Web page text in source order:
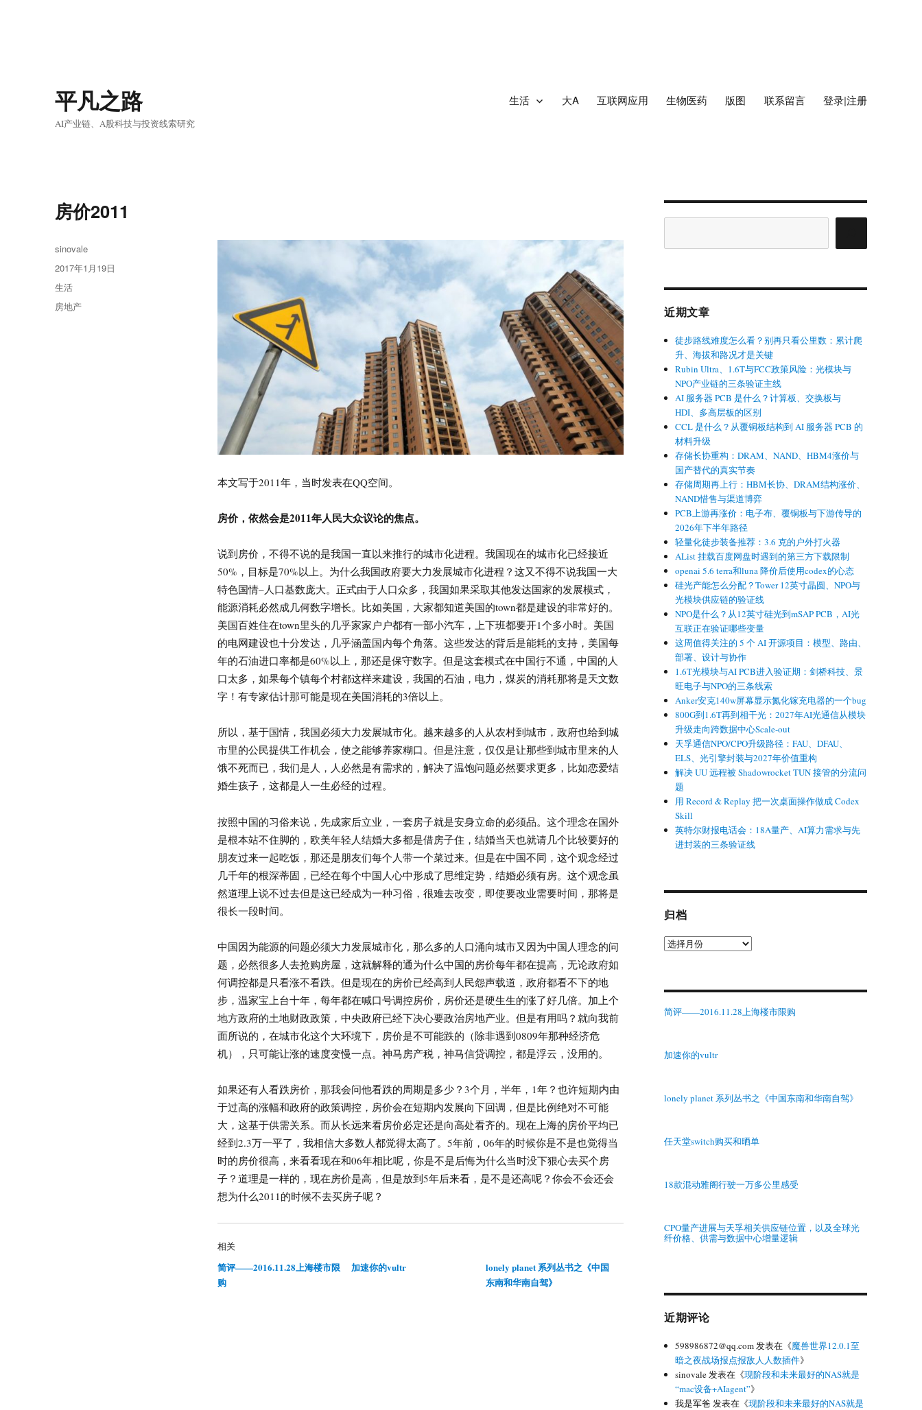
平凡之路
AI产业链、A股科技与投资线索研究
生活 大A 互联网应用 生物医药 版图 联系留言 登录|注册
房价2011
本文写于2011年，当时发表在QQ空间。
房价，依然会是2011年人民大众议论的焦点。
说到房价，不得不说的是我国一直以来推行的城市化进程。我国现在的城市化已经接近
50%，目标是70%以上。为什么我国政府要大力发展城市化进程？这又不得不说我国一大
特色国情–人口基数庞大。正式由于人口众多，我国如果采取其他发达国家的发展模式，
能源消耗必然成几何数字增长。比如美国，大家都知道美国的town都是建设的非常好的。
美国百姓住在town里头的几乎家家户户都有一部小汽车，上下班都要开1个多小时。美国
的电网建设也十分发达，几乎涵盖国内每个角落。这些发达的背后是能耗的支持，美国每
年的石油进口率都是60%以上，那还是保守数字。但是这套模式在中国行不通，中国的人
口太多，如果每个镇每个村都这样来建设，我国的石油，电力，煤炭的消耗那将是天文数
字！有专家估计那可能是现在美国消耗的3倍以上。
所以，基于国情，我国必须大力发展城市化。越来越多的人从农村到城市，政府也给到城
市里的公民提供工作机会，使之能够养家糊口。但是注意，仅仅是让那些到城市里来的人
饿不死而已，我们是人，人必然是有需求的，解决了温饱问题必然要求更多，比如恋爱结
婚生孩子，这都是人一生必经的过程。
按照中国的习俗来说，先成家后立业，一套房子就是安身立命的必须品。这个理念在国外
是根本站不住脚的，欧美年轻人结婚大多都是借房子住，结婚当天也就请几个比较要好的
朋友过来一起吃饭，那还是朋友们每个人带一个菜过来。但是在中国不同，这个观念经过
几千年的根深蒂固，已经在每个中国人心中形成了思维定势，结婚必须有房。这个观念虽
然道理上说不过去但是这已经成为一种习俗，很难去改变，即使要改业需要时间，那将是
很长一段时间。
中国因为能源的问题必须大力发展城市化，那么多的人口涌向城市又因为中国人理念的问
题，必然很多人去抢购房屋，这就解释的通为什么中国的房价每年都在提高，无论政府如
何调控都是只看涨不看跌。但是现在的房价已经高到人民怨声载道，政府都看不下的地
步，温家宝上台十年，每年都在喊口号调控房价，房价还是硬生生的涨了好几倍。加上个
地方政府的土地财政政策，中央政府已经下决心要政治房地产业。但是有用吗？就向我前
面所说的，在城市化这个大环境下，房价是不可能跌的（除非遇到0809年那种经济危
机），只可能让涨的速度变慢一点。神马房产税，神马信贷调控，都是浮云，没用的。
如果还有人看跌房价，那我会问他看跌的周期是多少？3个月，半年，1年？也许短期内由
于过高的涨幅和政府的政策调控，房价会在短期内发展向下回调，但是比例绝对不可能
大，这基于供需关系。而从长远来看房价必定还是向高处看齐的。现在上海的房价平均已
经到2.3万一平了，我相信大多数人都觉得太高了。5年前，06年的时候你是不是也觉得当
时的房价很高，来看看现在和06年相比呢，你是不是后悔为什么当时没下狠心去买个房
子？道理是一样的，现在房价是高，但是放到5年后来看，是不是还高呢？你会不会还会
想为什么2011的时候不去买房子呢？
相关
简评——2016.11.28上海楼市限
购
加速你的vultr
lonely planet 系列丛书之《中国
东南和华南自驾》
作
者
sinovale
发
布
于
2017年1月19日
分
类
生活
标
房地产 近期文章
徒步路线难度怎么看？别再只看公里数：累计爬
升、海拔和路况才是关键
Rubin Ultra、1.6T与FCC政策风险：光模块与
NPO产业链的三条验证主线
AI 服务器 PCB 是什么？计算板、交换板与
HDI、多高层板的区别
CCL 是什么？从覆铜板结构到 AI 服务器 PCB 的
材料升级
存储长协重构：DRAM、NAND、HBM4涨价与
国产替代的真实节奏
存储周期再上行：HBM长协、DRAM结构涨价、
NAND惜售与渠道博弈
PCB上游再涨价：电子布、覆铜板与下游传导的
2026年下半年路径
轻量化徒步装备推荐：3.6 克的户外打火器
AList 挂载百度网盘时遇到的第三方下载限制
openai 5.6 terra和luna 降价后使用codex的心态
硅光产能怎么分配？Tower 12英寸晶圆、NPO与
光模块供应链的验证线
NPO是什么？从12英寸硅光到mSAP PCB，AI光
互联正在验证哪些变量
这周值得关注的 5 个 AI 开源项目：模型、路由、
部署、设计与协作
1.6T光模块与AI PCB进入验证期：剑桥科技、景
旺电子与NPO的三条线索
Anker安克140w屏幕显示氮化镓充电器的一个bug
800G到1.6T再到相干光：2027年AI光通信从模块
升级走向跨数据中心Scale-out
天孚通信NPO/CPO升级路径：FAU、DFAU、
ELS、光引擎封装与2027年价值重构
解决 UU 远程被 Shadowrocket TUN 接管的分流问
题
用 Record & Replay 把一次桌面操作做成 Codex
Skill
英特尔财报电话会：18A量产、AI算力需求与先
进封装的三条验证线
归档
归
简评——2016.11.28上海楼市限购
加速你的vultr
lonely planet 系列丛书之《中国东南和华南自驾》
任天堂switch购买和晒单
18款混动雅阁行驶一万多公里感受
CPO量产进展与天孚相关供应链位置，以及全球光
纤价格、供需与数据中心增量逻辑
近期评论
598986872@qq.com发表在《魔兽世界12.0.1至
暗之夜战场报点报敌人人数插件》
sinovale发表在《现阶段和未来最好的NAS就是
“mac设备+AIagent”》
我是军爸 发表在《现阶段和未来最好的NAS就是